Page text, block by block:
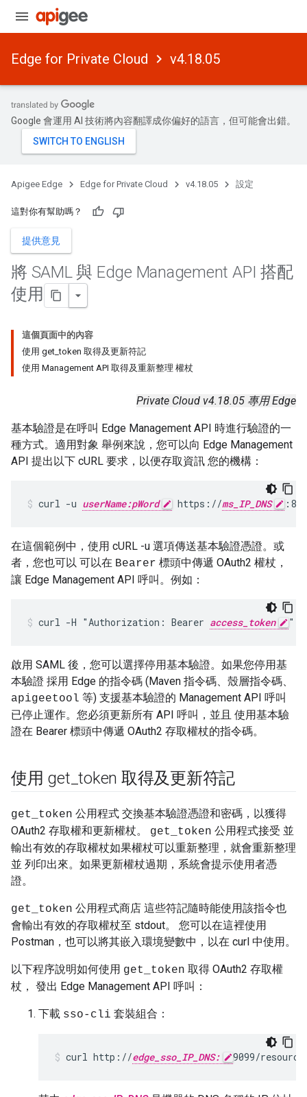
Edge for Private Cloud v4.18.05
Google 會運用 AI 技術將內容翻譯成你偏好的語言，但可能會出錯。
Apigee Edge Edge for Private Cloud v4.18.05 設定
這對你有幫助嗎？
提供意見
將 SAML 與 Edge Management API 搭配
使用
這個頁面中的內容
使用 get_token 取得及更新符記
使用 Management API 取得及重新整理 權杖
Private Cloud v4.18.05 專用 Edge
基本驗證是在呼叫 Edge Management API 時進行驗證的一
種方式。適用對象 舉例來說，您可以向 Edge Management
API 提出以下 cURL 要求，以便存取資訊 您的機構：
curl -u userName:pWord https://ms_IP_DNS
在這個範例中，使用 cURL -u 選項傳送基本驗證憑證。或
者，您也可以 可以在 Bearer 標頭中傳遞 OAuth2 權杖，
讓 Edge Management API 呼叫。例如：
curl -H "Authorization: Bearer access_token "
啟用 SAML 後，您可以選擇停用基本驗證。如果您停用基
本驗證 採用 Edge 的指令碼 (Maven 指令碼、殼層指令碼、
apigeetool 等) 支援基本驗證的 Management API 呼叫
已停止運作。您必須更新所有 API 呼叫，並且 使用基本驗
證在 Bearer 標頭中傳遞 OAuth2 存取權杖的指令碼。
使用 get _token 取得及更新符記
get_token 公用程式 交換基本驗證憑證和密碼，以獲得
OAuth2 存取權和更新權杖。 get_token 公用程式接受 並
輸出有效的存取權杖如果權杖可以重新整理，就會重新整理
並 列印出來。如果更新權杖過期，系統會提示使用者憑
證。
get_token 公用程式商店 這些符記隨時能使用該指令也
會輸出有效的存取權杖至 stdout。 您可以在這裡使用
Postman，也可以將其嵌入環境變數中，以在 curl 中使用。
以下程序說明如何使用 get_token 取得 OAuth2 存取權
杖， 發出 Edge Management API 呼叫：
下載 sso-cli 套裝組合：
curl http://edge_sso_IP_DNS: 9099/